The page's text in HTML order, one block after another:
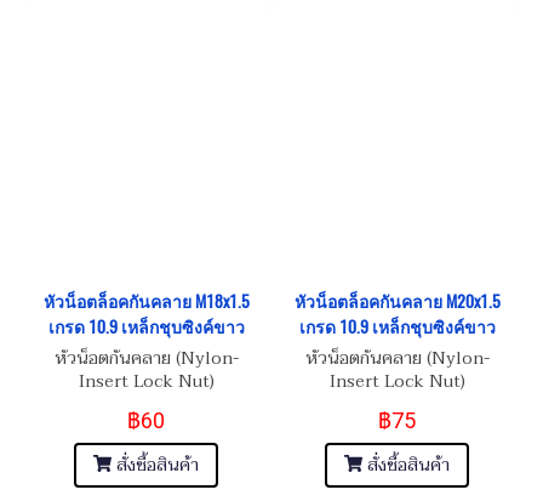
หัวน็อตล็อคกันคลาย M18x1.5
เกรด 10.9 เหล็กชุบซิงค์ขาว
หัวน็อตกันคลาย (Nylon-
Insert Lock Nut)
฿60
สั่งซื้อสินค้า
หัวน็อตล็อคกันคลาย M20x1.5
เกรด 10.9 เหล็กชุบซิงค์ขาว
หัวน็อตกันคลาย (Nylon-
Insert Lock Nut)
฿75
สั่งซื้อสินค้า